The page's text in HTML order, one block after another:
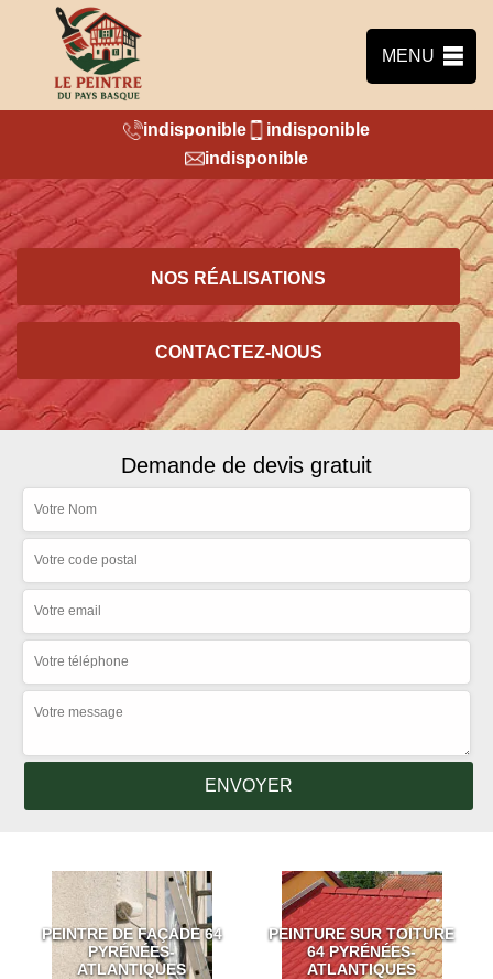
MENU
indisponible
indisponible
indisponible
NOS RÉALISATIONS
CONTACTEZ-NOUS
Demande de devis gratuit
PEINTRE DE FAÇADE 64
PYRÉNÉES-
ATLANTIQUES
PEINTURE SUR TOITURE
64 PYRÉNÉES-
ATLANTIQUES